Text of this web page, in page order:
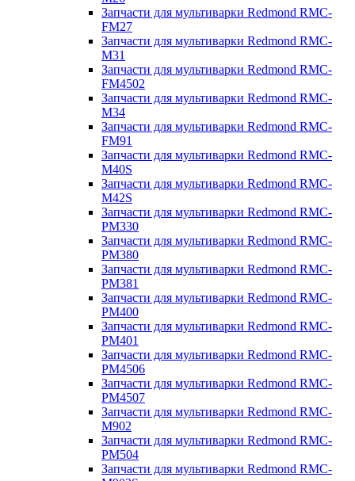
Запчасти для мультиварки Redmond RMC-
FM27
Запчасти для мультиварки Redmond RMC-
M31
Запчасти для мультиварки Redmond RMC-
FM4502
Запчасти для мультиварки Redmond RMC-
M34
Запчасти для мультиварки Redmond RMC-
FM91
Запчасти для мультиварки Redmond RMC-
M40S
Запчасти для мультиварки Redmond RMC-
M42S
Запчасти для мультиварки Redmond RMC-
PM330
Запчасти для мультиварки Redmond RMC-
PM380
Запчасти для мультиварки Redmond RMC-
PM381
Запчасти для мультиварки Redmond RMC-
PM400
Запчасти для мультиварки Redmond RMC-
PM401
Запчасти для мультиварки Redmond RMC-
PM4506
Запчасти для мультиварки Redmond RMC-
PM4507
Запчасти для мультиварки Redmond RMC-
M902
Запчасти для мультиварки Redmond RMC-
PM504
Запчасти для мультиварки Redmond RMC-